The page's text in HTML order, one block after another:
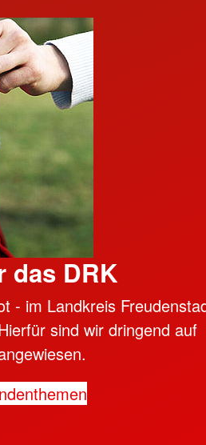
das DRK
- im Landkreis
sind wir dringend auf